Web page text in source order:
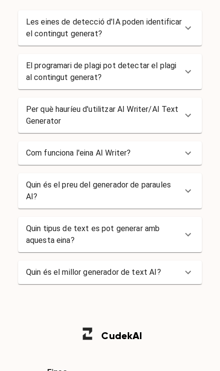
Les eines de detecció d'IA poden identificar
el contingut generat?
El programari de plagi pot detectar el plagi
al contingut generat?
Per què hauríeu d'utilitzar AI Writer/AI Text
Generator
Com funciona l'eina AI Writer?
Quin és el preu del generador de paraules
AI?
Quin tipus de text es pot generar amb
aquesta eina?
Quin és el millor generador de text AI?
CudekAI